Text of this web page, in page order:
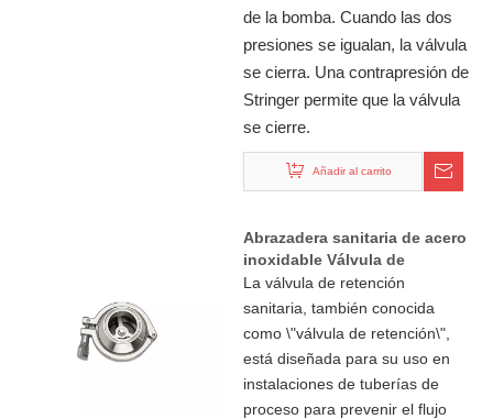
de la bomba. Cuando las dos
presiones se igualan, la válvula
se cierra. Una contrapresión de
Stringer permite que la válvula
se cierre.
Añadir al carrito
Abrazadera sanitaria de acero
inoxidable Válvula de
retención sin retorno
La válvula de retención
sanitaria, también conocida
como \"válvula de retención\",
está diseñada para su uso en
instalaciones de tuberías de
proceso para prevenir el flujo